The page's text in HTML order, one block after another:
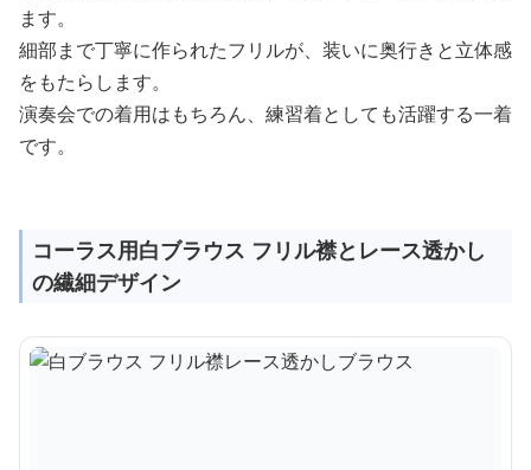
ます。
細部まで丁寧に作られたフリルが、装いに奥行きと立体感
をもたらします。
演奏会での着用はもちろん、練習着としても活躍する一着
です。
コーラス用白ブラウス フリル襟とレース透かし
の繊細デザイン